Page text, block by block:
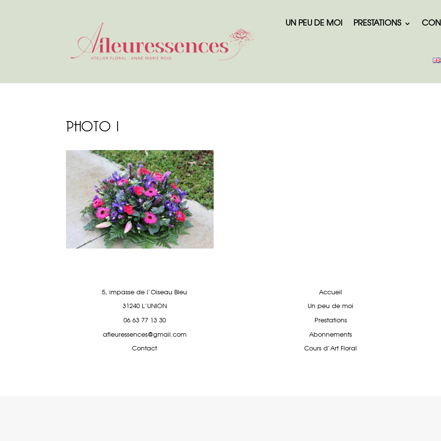
UN PEU DE MOI PRESTATIONS
PHOTO 1
5, impasse de l'Oiseau Bleu
31240 L'UNION
06 63 77 13 30
afleuressences@gmail.com
Contact
Accueil
Un peu de moi
Prestations
Abonnements
Cours d'Art Floral